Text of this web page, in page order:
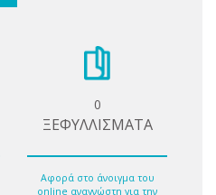
0
ΞΕΦΥΛΛΙΣΜΑΤΑ
Αφορά στο άνοιγμα του
online αναγνώστη για την